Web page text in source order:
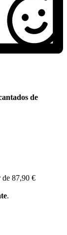
de
de 87,90 €
.